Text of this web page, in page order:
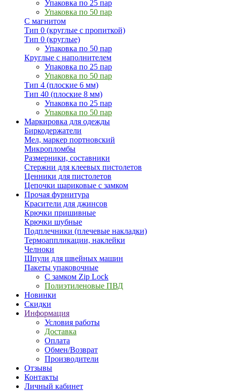
Упаковка по 25 пар
Упаковка по 50 пар
С магнитом
Тип 0 (круглые с пропиткой)
Тип 0 (круглые)
Упаковка по 50 пар
Круглые с наполнителем
Упаковка по 25 пар
Упаковка по 50 пар
Тип 4 (плоские 6 мм)
Тип 40 (плоские 8 мм)
Упаковка по 25 пар
Упаковка по 50 пар
Маркировка для одежды
Биркодержатели
Мел, маркер портновский
Микропломбы
Размерники, составники
Стержни для клеевых пистолетов
Ценники для пистолетов
Цепочки шариковые с замком
Прочая фурнитура
Красители для джинсов
Крючки пришивные
Крючки шубные
Подплечники (плечевые накладки)
Термоаппликации, наклейки
Челноки
Шпули для швейных машин
Пакеты упаковочные
С замком Zip Lock
Полиэтиленовые ПВД
Новинки
Скидки
Информация
Условия работы
Доставка
Оплата
Обмен/Возврат
Производители
Отзывы
Контакты
Личный кабинет